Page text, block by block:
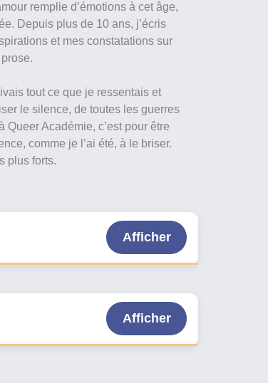
remplie d’émotions à cet âge,
Depuis plus de 10 ans, j’écris
et mes constatations sur
tout ce que je ressentais et
le silence, de toutes les guerres
Académie, c’est pour être
comme je l’ai été, à le briser.
plus forts.
Afficher
Afficher